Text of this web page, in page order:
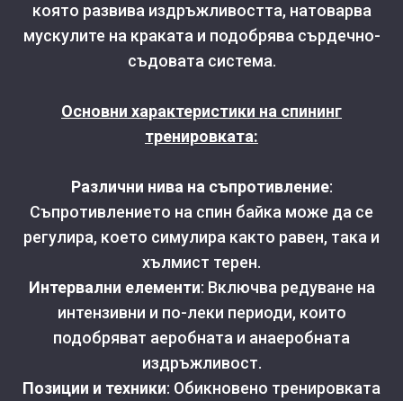
която развива издръжливостта, натоварва
мускулите на краката и подобрява сърдечно-
съдовата система.
Основни характеристики на спининг
тренировката:
Различни нива на съпротивление:
Съпротивлението на спин байка може да се
регулира, което симулира както равен, така и
хълмист терен.
Интервални елементи: Включва редуване на
интензивни и по-леки периоди, които
подобряват аеробната и анаеробната
издръжливост.
Позиции и техники: Обикновено тренировката